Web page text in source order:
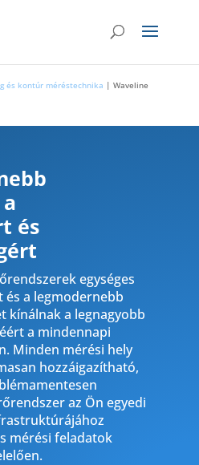
és kontúr méréstechnika | Waveline
és
egységes
a legmodernebb
kínálnak a legnagyobb
a mindennapi
Minden mérési hely
hozzáigazítható,
az Ön egyedi
mérési feladatok